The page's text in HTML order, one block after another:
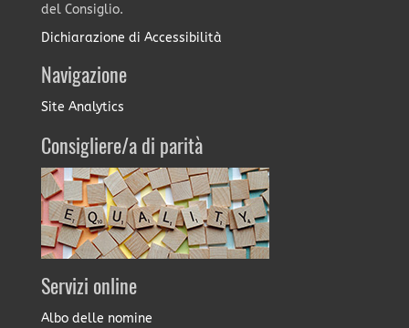
del Consiglio.
Dichiarazione di Accessibilità
Navigazione
Site Analytics
Consigliere/a di parità
Servizi online
Albo delle nomine